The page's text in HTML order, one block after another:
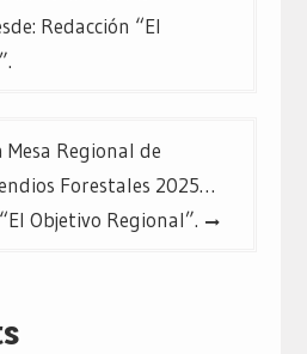
Redacción “El
Regional de
Forestales 2025…
Objetivo Regional”.